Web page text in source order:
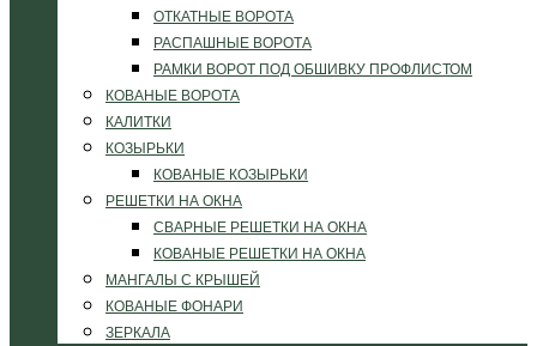
ОТКАТНЫЕ ВОРОТА
РАСПАШНЫЕ ВОРОТА
РАМКИ ВОРОТ ПОД ОБШИВКУ ПРОФЛИСТОМ
КОВАНЫЕ ВОРОТА
КАЛИТКИ
КОЗЫРЬКИ
КОВАНЫЕ КОЗЫРЬКИ
РЕШЕТКИ НА ОКНА
СВАРНЫЕ РЕШЕТКИ НА ОКНА
КОВАНЫЕ РЕШЕТКИ НА ОКНА
МАНГАЛЫ С КРЫШЕЙ
КОВАНЫЕ ФОНАРИ
ЗЕРКАЛА